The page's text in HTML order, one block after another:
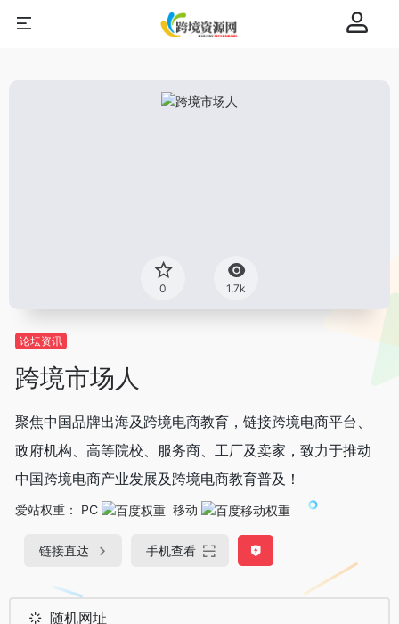
0 1.7k
论坛资讯
跨境市场人
聚焦中国品牌出海及跨境电商教育，链接跨境电商平台、
政府机构、高等院校、服务商、工厂及卖家，致力于推动
中国跨境电商产业发展及跨境电商教育普及！
爱站权重： PC 移动
链接直达 手机查看
随机网址